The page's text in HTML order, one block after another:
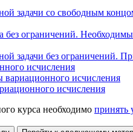
задачи со свободным
без ограничений.
задачи без ограничений.
исчисления
вариационного исчисления
исчисления
курса необходимо принять